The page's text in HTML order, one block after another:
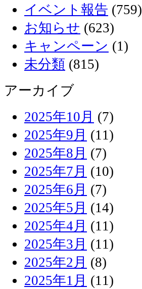
イベント報告 (759)
お知らせ (623)
キャンペーン (1)
未分類 (815)
アーカイブ
2025年10月 (7)
2025年9月 (11)
2025年8月 (7)
2025年7月 (10)
2025年6月 (7)
2025年5月 (14)
2025年4月 (11)
2025年3月 (11)
2025年2月 (8)
2025年1月 (11)